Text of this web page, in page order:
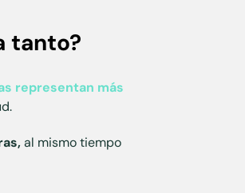
tanto?
representan más
al mismo tiempo